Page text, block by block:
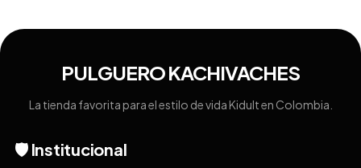
PULGUERO KACHIVACHES
La tienda favorita para el estilo de vida Kidult en Colombia.
🛡️ Institucional